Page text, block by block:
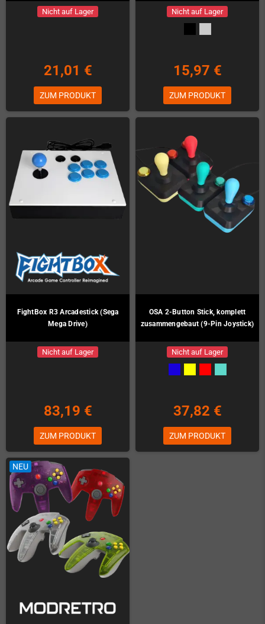
Nicht auf Lager
21,01 €
ZUM PRODUKT
Nicht auf Lager
15,97 €
ZUM PRODUKT
FightBox R3 Arcadestick (Sega
Mega Drive)
Nicht auf Lager
83,19 €
ZUM PRODUKT
OSA 2-Button Stick, komplett
zusammengebaut (9-Pin Joystick)
Nicht auf Lager
37,82 €
ZUM PRODUKT
NEU